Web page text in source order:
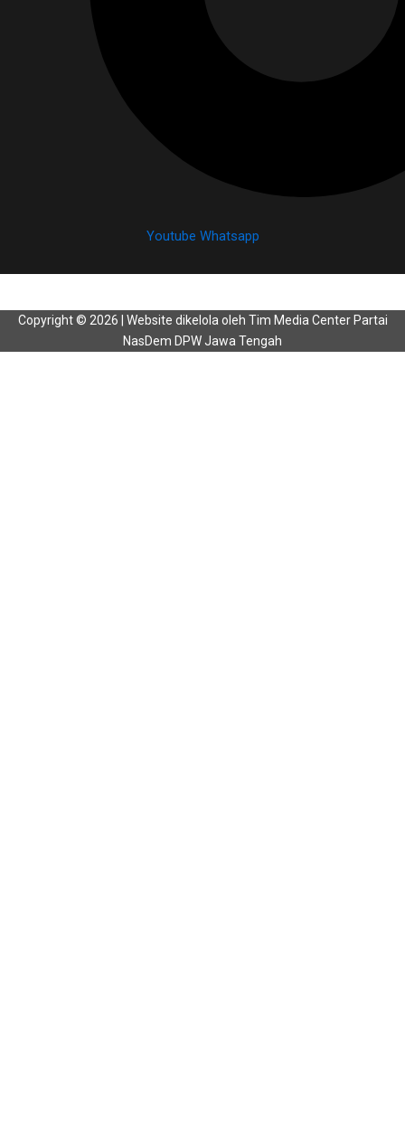
Youtube Whatsapp
Copyright © 2026 | Website dikelola oleh Tim Media Center Partai
NasDem DPW Jawa Tengah